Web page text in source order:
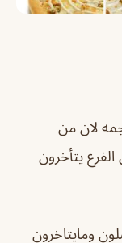
لان من
يتأخرون
ومايتاخرون